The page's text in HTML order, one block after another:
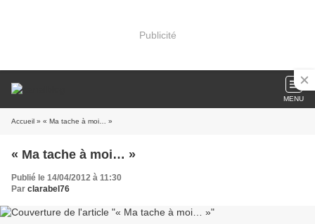
Publicité
MENU
Accueil » « Ma tache à moi… »
« Ma tache à moi… »
Publié le 14/04/2012 à 11:30
Par clarabel76